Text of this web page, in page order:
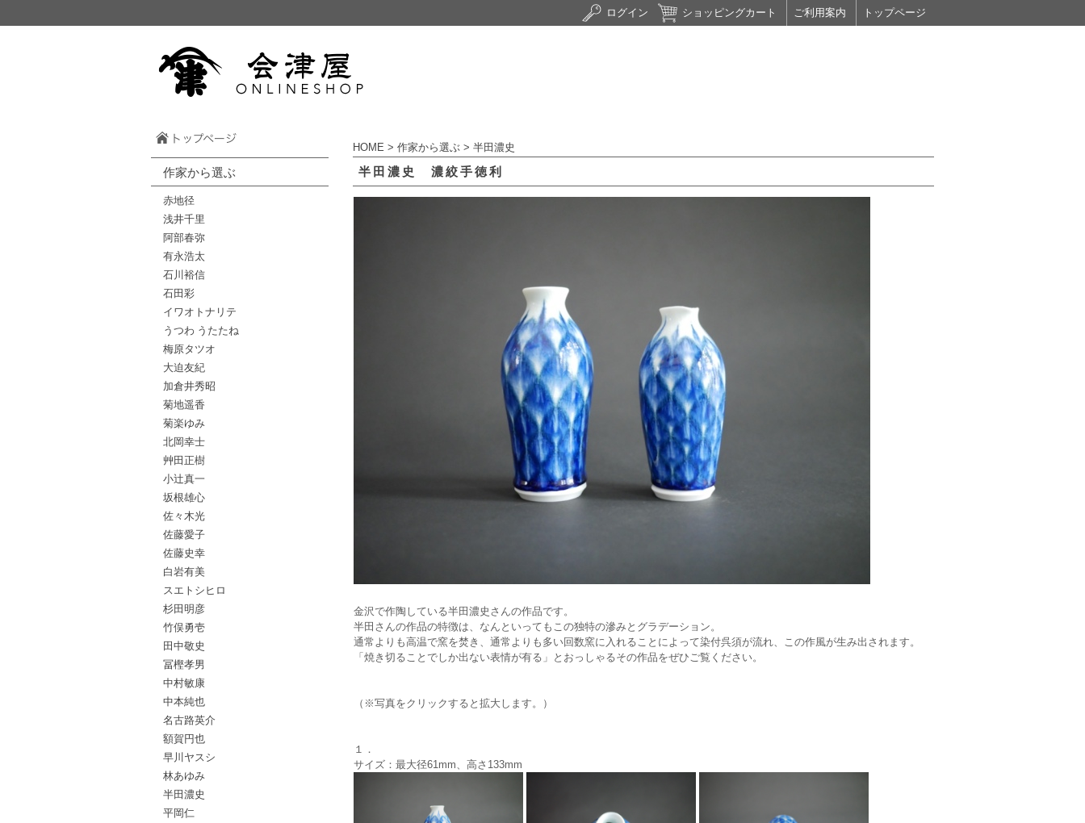
ログイン ショッピングカート ご利用案内 トップページ
作家から選ぶ
赤地径
浅井千里
阿部春弥
有永浩太
石川裕信
石田彩
イワオトナリテ
うつわ うたたね
梅原タツオ
大迫友紀
加倉井秀昭
菊地遥香
菊楽ゆみ
北岡幸士
艸田正樹
小辻真一
坂根雄心
佐々木光
佐藤愛子
佐藤史幸
白岩有美
スエトシヒロ
杉田明彦
竹俣勇壱
田中敬史
冨樫孝男
中村敏康
中本純也
名古路英介
額賀円也
早川ヤスシ
林あゆみ
半田濃史
平岡仁
HOME > 作家から選ぶ > 半田濃史
半田濃史 濃絞手徳利
金沢で作陶している半田濃史さんの作品です。
半田さんの作品の特徴は、なんといってもこの独特の滲みとグラデーション。
通常よりも高温で窯を焚き、通常よりも多い回数窯に入れることによって染付呉須が流れ、この作風が生み出されます。
「焼き切ることでしか出ない表情が有る」とおっしゃるその作品をぜひご覧ください。
（※写真をクリックすると拡大します。）
１．
サイズ：最大径61mm、高さ133mm